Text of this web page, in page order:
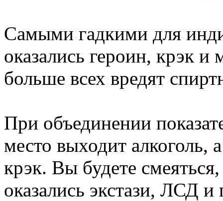
Самыми гадкими для
оказались героин, крэк
больше всех вредят
При объединении
место выходит алкоголь,
крэк. Вы будете
оказались экстази, ЛСД